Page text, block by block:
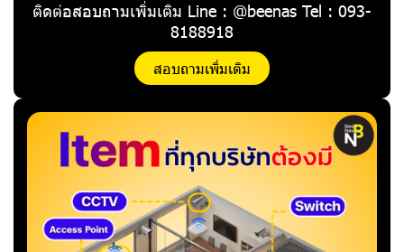
ติดต่อสอบถามเพิ่มเติม Line : @beenas Tel : 093-
8188918
สอบถามเพิ่มเติม